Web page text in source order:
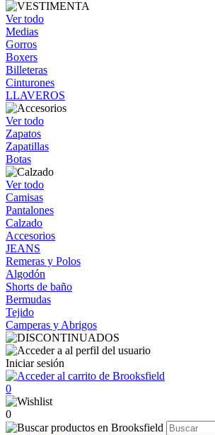
Ver todo
Medias
Gorros
Boxers
Billeteras
Cinturones
LLAVEROS
Ver todo
Zapatos
Zapatillas
Botas
Ver todo
Camisas
Pantalones
Calzado
Accesorios
JEANS
Remeras y Polos
Algodón
Shorts de baño
Bermudas
Tejido
Camperas y Abrigos
Iniciar sesión
0
0